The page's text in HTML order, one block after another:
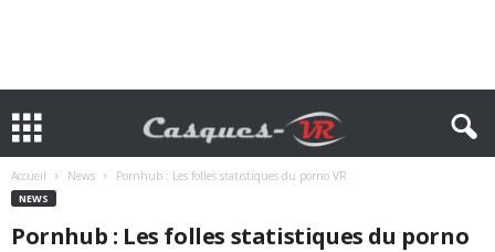
Accueil News Pornhub : Les folles statistiques du porno VR
NEWS
Pornhub : Les folles statistiques du porno